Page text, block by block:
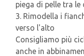
piega di pelle tra le
3. Rimodella i
verso l'alto
Consigliamo più
anche in